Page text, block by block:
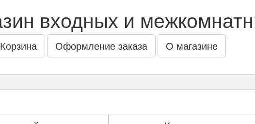
входных и
Корзина Оформление заказа О магазине